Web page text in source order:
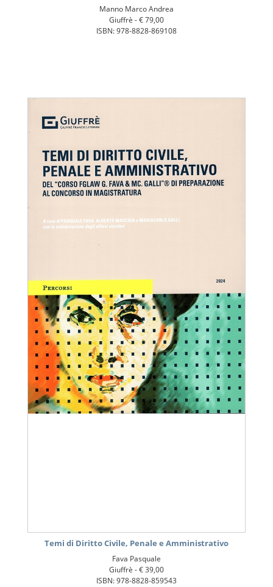
Manno Marco Andrea
Giuffrè -€ 79,00
ISBN: 978-8828-869108
Temi di Diritto Civile, Penale e Amministrativo
Fava Pasquale
Giuffrè -€ 39,00
ISBN: 978-8828-859543